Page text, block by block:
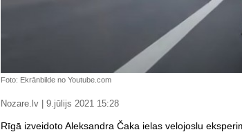
Foto: Ekrānbilde no Youtube.com
Nozare.lv | 9.jūlijs 2021 15:28
Rīgā izveidoto Aleksandra Čaka ielas velojoslu